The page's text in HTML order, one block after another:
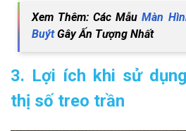
Xem Thêm: Các MẫuMàn
BuýtGây Ấn Tượng Nhất
3. Lợi ích khi sử
thị số treo trần